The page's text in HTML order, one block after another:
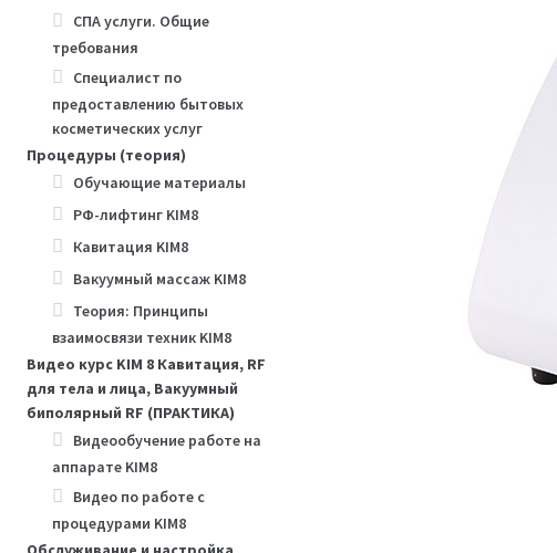
СПА услуги. Общие
требования
Специалист по
предоставлению бытовых
косметических услуг
Процедуры (теория)
Обучающие материалы
РФ-лифтинг KIM8
Кавитация KIM8
Вакуумный массаж KIM8
Теория: Принципы
взаимосвязи техник KIM8
Видео курс KIM 8 Кавитация, RF
для тела и лица, Вакуумный
биполярный RF (ПРАКТИКА)
Видеообучение работе на
аппарате KIM8
Видео по работе с
процедурами KIM8